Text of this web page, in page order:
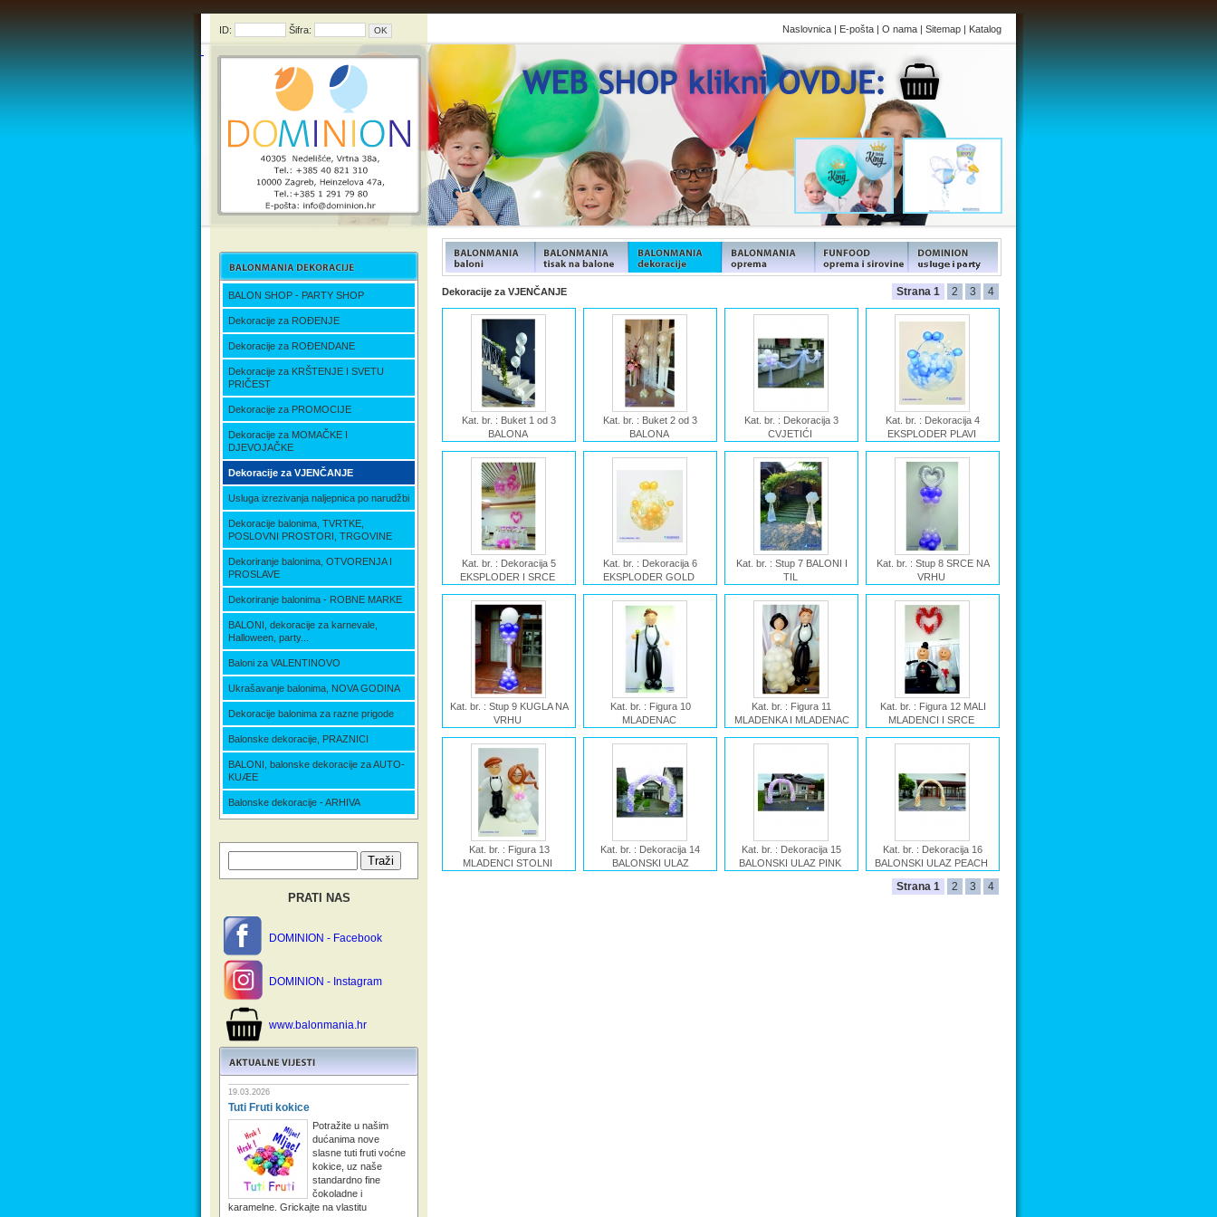
ID: Šifra: Naslovnica | E-pošta | O nama | Sitemap | Katalog
BALON SHOP - PARTY SHOP
Dekoracije za ROĐENJE
Dekoracije za ROĐENDANE
Dekoracije za KRŠTENJE I SVETU
PRIČEST
Dekoracije za PROMOCIJE
Dekoracije za MOMAČKE I
DJEVOJAČKE
Dekoracije za VJENČANJE
Usluga izrezivanja naljepnica po narudžbi
Dekoracije balonima, TVRTKE,
POSLOVNI PROSTORI, TRGOVINE
Dekoriranje balonima, OTVORENJA I
PROSLAVE
Dekoriranje balonima - ROBNE MARKE
BALONI, dekoracije za karnevale,
Halloween, party...
Baloni za VALENTINOVO
Ukrašavanje balonima, NOVA GODINA
Dekoracije balonima za razne prigode
Balonske dekoracije, PRAZNICI
BALONI, balonske dekoracije za AUTO-
KUÆE
Balonske dekoracije - ARHIVA
PRATI NAS
DOMINION - Facebook
DOMINION - Instagram
www.balonmania.hr
19.03.2026
Tuti Fruti kokice
Potražite u našim
dućanima nove
slasne tuti fruti voćne
kokice, uz naše
standardno fine
čokoladne i
karamelne. Grickajte na vlastitu
FUNFOOD productsFUNFOOD products
Dekoracije za VJENČANJE
Strana 1 2 3 4
Kat. br. : Buket 1 od 3
BALONA
Kat. br. : Buket 2 od 3
BALONA
Kat. br. : Dekoracija 3
CVJETIĆI
Kat. br. : Dekoracija 4
EKSPLODER PLAVI
EKSPLODER PLAVI
Kat. br. : Dekoracija 5
EKSPLODER I SRCE
EKSPLODER I SRCE
Kat. br. : Dekoracija 6
EKSPLODER GOLD
EKSPLODER GOLD
Kat. br. : Stup 7 BALONI I
TIL
Kat. br. : Stup 8 SRCE NA
VRHU
Kat. br. : Stup 9 KUGLA NA
VRHU
VRHU
Kat. br. : Figura 10
MLADENAC
Kat. br. : Figura 11
MLADENKA I MLADENAC
Ime : Figura MLADENKA I
Kat. br. : Figura 12 MALI
MLADENCI I SRCE
MLADENCI I SRCE
Kat. br. : Figura 13
MLADENCI STOLNI
Kat. br. : Dekoracija 14
BALONSKI ULAZ
Kat. br. : Dekoracija 15
BALONSKI ULAZ PINK
Kat. br. : Dekoracija 16
BALONSKI ULAZ PEACH
Ime : Dekoracija BALONSKI
ULAZ PEACH
Strana 1 2 3 4